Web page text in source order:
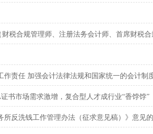
税合规管理师、注册法务会计师、首席财税
作责任 加强会计法律法规和国家统一的会计
书市场需求激增，复合型人才成行业“香饽饽”
所反洗钱工作管理办法（征求意见稿）》意见